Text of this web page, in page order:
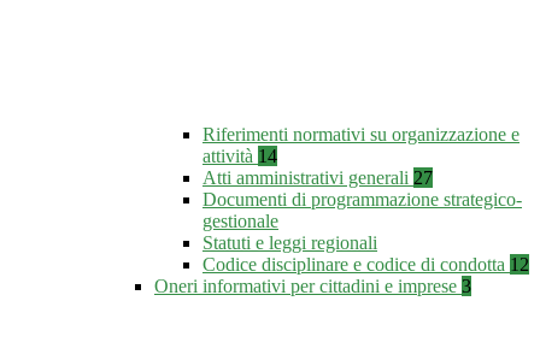
Riferimenti normativi su organizzazione e
attività 14
Atti amministrativi generali 27
Documenti di programmazione strategico-
gestionale
Statuti e leggi regionali
Codice disciplinare e codice di condotta 12
Oneri informativi per cittadini e imprese 3